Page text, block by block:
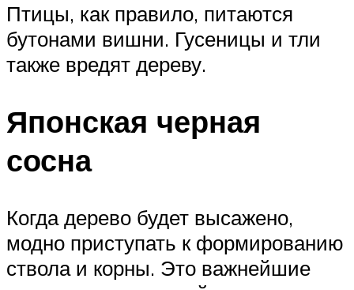
Птицы, как правило, питаются
бутонами вишни. Гусеницы и тли
также вредят дереву.
Японская черная
сосна
Когда дерево будет высажено,
модно приступать к формированию
ствола и корны. Это важнейшие